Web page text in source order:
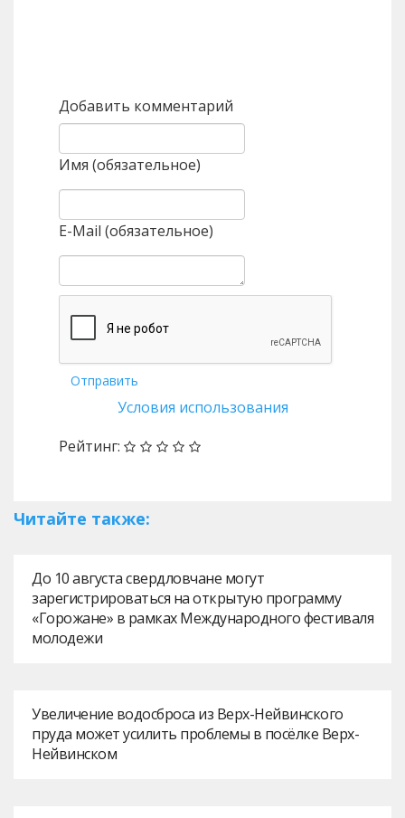
Добавить комментарий
Имя (обязательное)
E-Mail (обязательное)
Отправить
Условия использования
Рейтинг:
Читайте также:
До 10 августа свердловчане могут
зарегистрироваться на открытую программу
«Горожане» в рамках Международного фестиваля
молодежи
Увеличение водосброса из Верх-Нейвинского
пруда может усилить проблемы в посёлке Верх-
Нейвинском